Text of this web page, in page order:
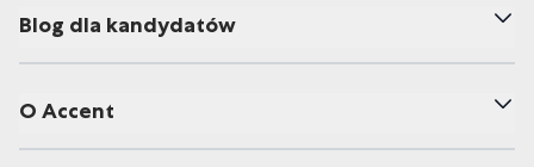
Blog dla kandydatów
O Accent